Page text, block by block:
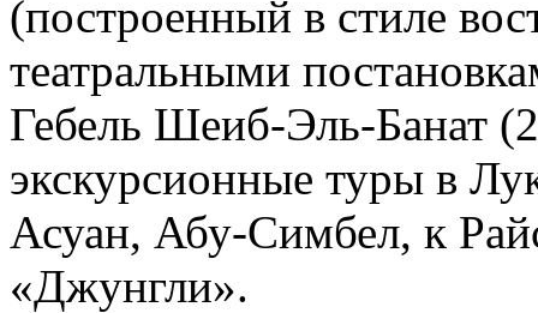
(построенный в стиле
театральными
Гебель Шеиб-Эль-Банат
экскурсионные туры в
Асуан, Абу-Симбел, к
«Джунгли».